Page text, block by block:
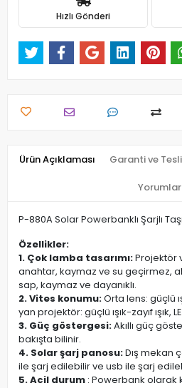
Hızlı Gönderi
Ürün Açıklaması Garanti ve
Yorumlar
P-880A Solar Powerbanklı Şarjlı
Özellikler:
1. Çok lamba tasarımı:Projektör
anahtar, kaymaz ve su geçirmez,
sap, kaymaz ve dayanıklı.
2. Vites konumu:Orta lens: güçlü
yan projektör: güçlü ışık-zayıf ışık,
3. Güç göstergesi:Akıllı güç
bakışta bilinir.
4. Solar şarj panosu:Dış mekan
ile şarj edilebilir ve usb ile şarj
5. Acil durum : Powerbank olarak